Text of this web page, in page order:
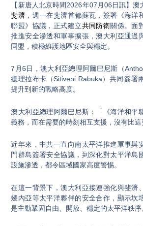
【新唐人北京時間2026年07月06日訊】澳
斐濟 ，週一在斐濟首都蘇瓦，簽署《海洋
聯盟》協議，正式建立共同防衛關係。面
推進安全滲透和軍事擴張，澳大利亞通過
同盟，積極維護地區安全與穩定。
7月6日，澳大利亞總理阿爾巴尼斯（
總理拉布卡（Sitiveni Rabuka）共同簽署
提升到新的戰略高度。
澳大利亞總理阿爾巴尼斯：「《海洋和平
義務，而在需要的時刻相互支援，沒有比這
近年來，中共一直向南太平洋推進軍事與
門群島簽署安全協議，到深化對太平洋島
設施滲透，都令區域國家高度警惕。
在這一背景下，澳大利亞接連強化與斐濟
幾內亞等太平洋夥伴的安全合作，顯示坎
是主動鞏固自由、開放、穩定的太平洋秩序